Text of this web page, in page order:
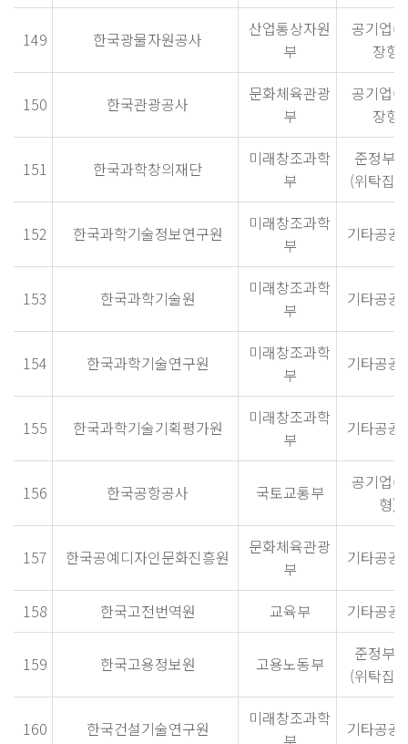
149 한국광물자원공사
산업통상자원
부
공기업(
장형)
150 한국관광공사
문화체육관광
부
공기업(
장형)
151 한국과학창의재단
미래창조과학
부
준정부
(위탁집
152 한국과학기술정보연구원
미래창조과학
부
기타공공
153 한국과학기술원
미래창조과학
부
기타공공
154 한국과학기술연구원
미래창조과학
부
기타공공
155 한국과학기술기획평가원
미래창조과학
부
기타공공
156 한국공항공사 국토교통부
공기업(
형)
157 한국공예디자인문화진흥원
문화체육관광
부
기타공공
158 한국고전번역원 교육부 기타공공
159 한국고용정보원 고용노동부
준정부
(위탁집
160 한국건설기술연구원
미래창조과학
기타공공